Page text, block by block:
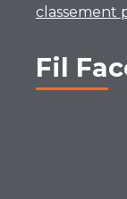
classement
Fil